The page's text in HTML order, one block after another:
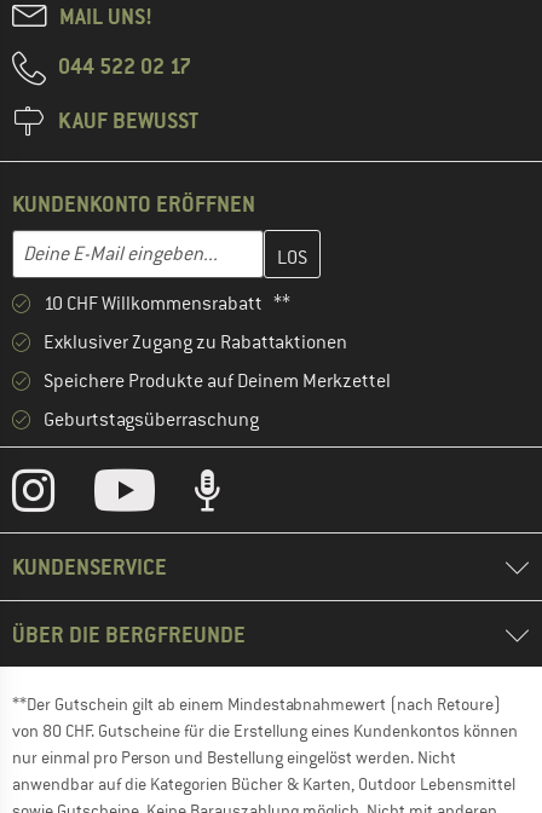
MAIL UNS!
044 522 02 17
KAUF BEWUSST
KUNDENKONTO ERÖFFNEN
E-Mail-Adresse
Gib hier deine E-Mail-Adresse ein und erstelle im nächsten
10 CHF Willkommensrabatt **
Exklusiver Zugang zu Rabattaktionen
Speichere Produkte auf Deinem Merkzettel
Geburtstagsüberraschung
KUNDENSERVICE
ÜBER DIE BERGFREUNDE
**Der Gutschein gilt ab einem Mindestabnahmewert (nach Retoure)
von 80 CHF. Gutscheine für die Erstellung eines Kundenkontos können
nur einmal pro Person und Bestellung eingelöst werden. Nicht
anwendbar auf die Kategorien Bücher & Karten, Outdoor Lebensmittel